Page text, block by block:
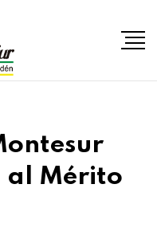
al Mérito